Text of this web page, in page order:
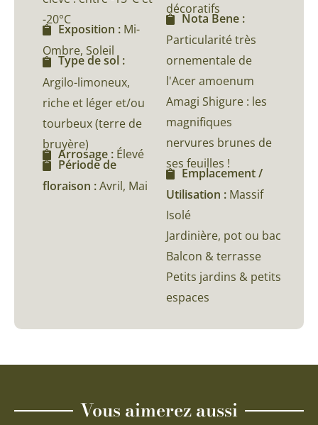
-20°C
Exposition : Mi-
Ombre, Soleil
Type de sol :
Argilo-limoneux,
riche et léger et/ou
tourbeux (terre de
bruyère)
Arrosage : Élevé
Période de
floraison :Avril, Mai
décoratifs
Nota Bene :
Particularité très
ornementale de
l'Acer amoenum
Amagi Shigure : les
magnifiques
nervures brunes de
ses feuilles !
Emplacement /
Utilisation : Massif
Isolé
Jardinière, pot ou bac
Balcon & terrasse
Petits jardins & petits
espaces
Vous aimerez aussi